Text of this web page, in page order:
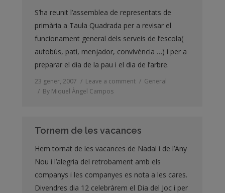
S’ha reunit l’assemblea de representats de
primària a Taula Quadrada per a revisar el
funcionament general dels serveis de l’escola(
autobús, pati, menjador, convivència …) i per a
preparar el dia de la pau i el dia de l’arbre.
23 gener, 2007 Leave a comment
General
By Miquel Àngel Campos
Tornem de les vacances
Hem tornat de les vacances de Nadal i de l’Any
Nou i l’alegria del retrobament amb els
companys i les companyes es nota a les cares.
Divendres dia 12 celebràrem el Dia del Joc i per